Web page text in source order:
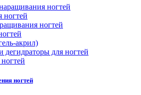
ногтей
ногтей
ногтей
акрил)
для ногтей
ногтей